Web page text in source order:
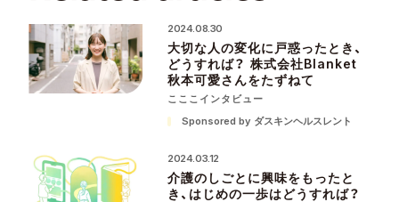
2024.08.30
大切な人の変化に戸惑ったとき、
どうすれば？ 株式会社Blanket
秋本可愛さんをたずねて
こここインタビュー
Sponsored by ダスキンヘルスレント
2024.03.12
介護のしごとに興味をもったと
き、はじめの一歩はどうすれば？